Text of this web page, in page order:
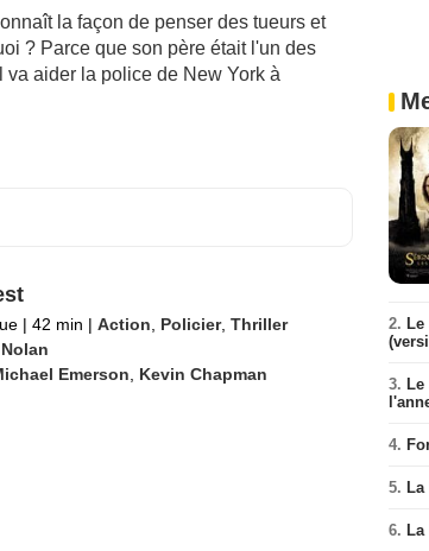
la façon de penser des tueurs et
? Parce que son père était l'un des
va aider la police de New York à
| 42 min | Action Policier, Thriller
Emerson Kevin Chapman
2.
3.
4.
5.
6.